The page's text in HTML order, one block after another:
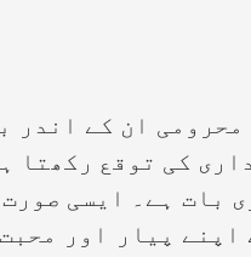
ان کے اندر
کی توقع رکھتا
بات ہے۔ ایسی
پیار اور محبت